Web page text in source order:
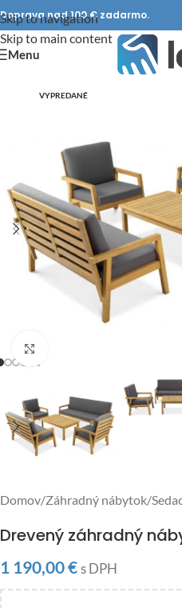
Skip to navigation
Skip to main content
Doprava nad 100 € zadarmo.
Menu
VYPREDANÉ
Domov/Záhradný nábytok/
Drevený záhradný
1 190,00€ s DPH